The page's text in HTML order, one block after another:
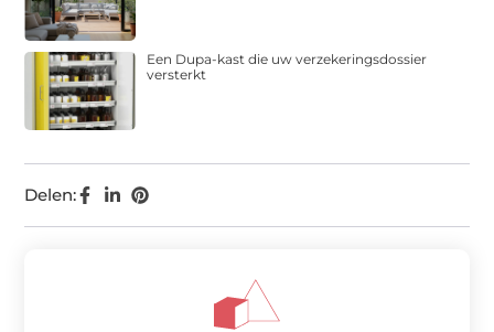
Delen:
Een Dupa-kast die uw verzekeringsdossier
versterkt